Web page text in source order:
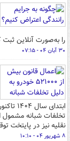
را به‌صورت آنلاین ثبت
۳۰ آبان ۰۴ - ۰۷:۱۵
نقلیه نیز در پایتخت
۸ شهریور ۰۴ - ۱۰:۱۰